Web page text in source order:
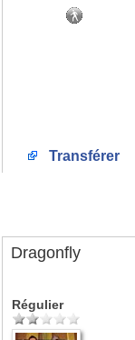
Transférer
Dragonfly
Régulier